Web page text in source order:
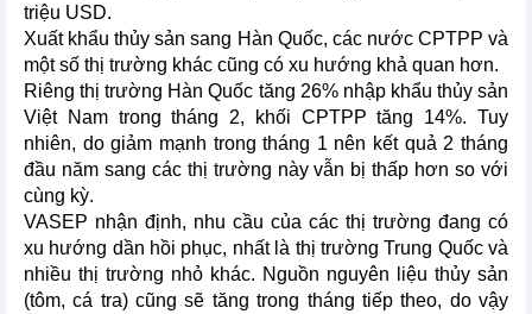
triệu USD.
Xuất khẩu thủy sản sang Hàn Quốc, các nước CPTPP và
một số thị trường khác cũng có xu hướng khả quan hơn.
Riêng thị trường Hàn Quốc tăng 26% nhập khẩu thủy sản
Việt Nam trong tháng 2, khối CPTPP tăng 14%. Tuy
nhiên, do giảm mạnh trong tháng 1 nên kết quả 2 tháng
đầu năm sang các thị trường này vẫn bị thấp hơn so với
cùng kỳ.
VASEP nhận định, nhu cầu của các thị trường đang có
xu hướng dần hồi phục, nhất là thị trường Trung Quốc và
nhiều thị trường nhỏ khác. Nguồn nguyên liệu thủy sản
(tôm, cá tra) cũng sẽ tăng trong tháng tiếp theo, do vậy